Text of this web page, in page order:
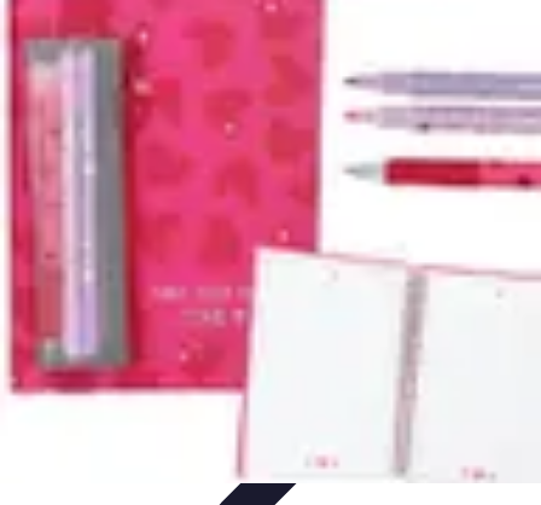
Expériences Voyages
Aventures de Voyage
Voyage Experiences
Expériences Voyages